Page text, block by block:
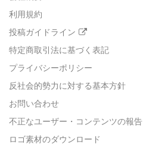
利用規約
投稿ガイドライン
特定商取引法に基づく表記
プライバシーポリシー
反社会的勢力に対する基本方針
お問い合わせ
不正なユーザー・コンテンツの報告
ロゴ素材のダウンロード